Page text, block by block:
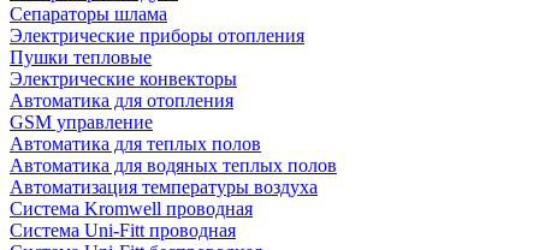
Сепараторы шлама
Электрические приборы отопления
Пушки тепловые
Электрические конвекторы
Автоматика для отопления
GSM управление
Автоматика для теплых полов
Автоматика для водяных теплых полов
Автоматизация температуры воздуха
Система Kromwell проводная
Система Uni-Fitt проводная